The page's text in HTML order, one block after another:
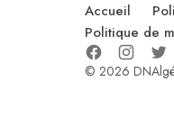
Accueil
Politique de
© 2026